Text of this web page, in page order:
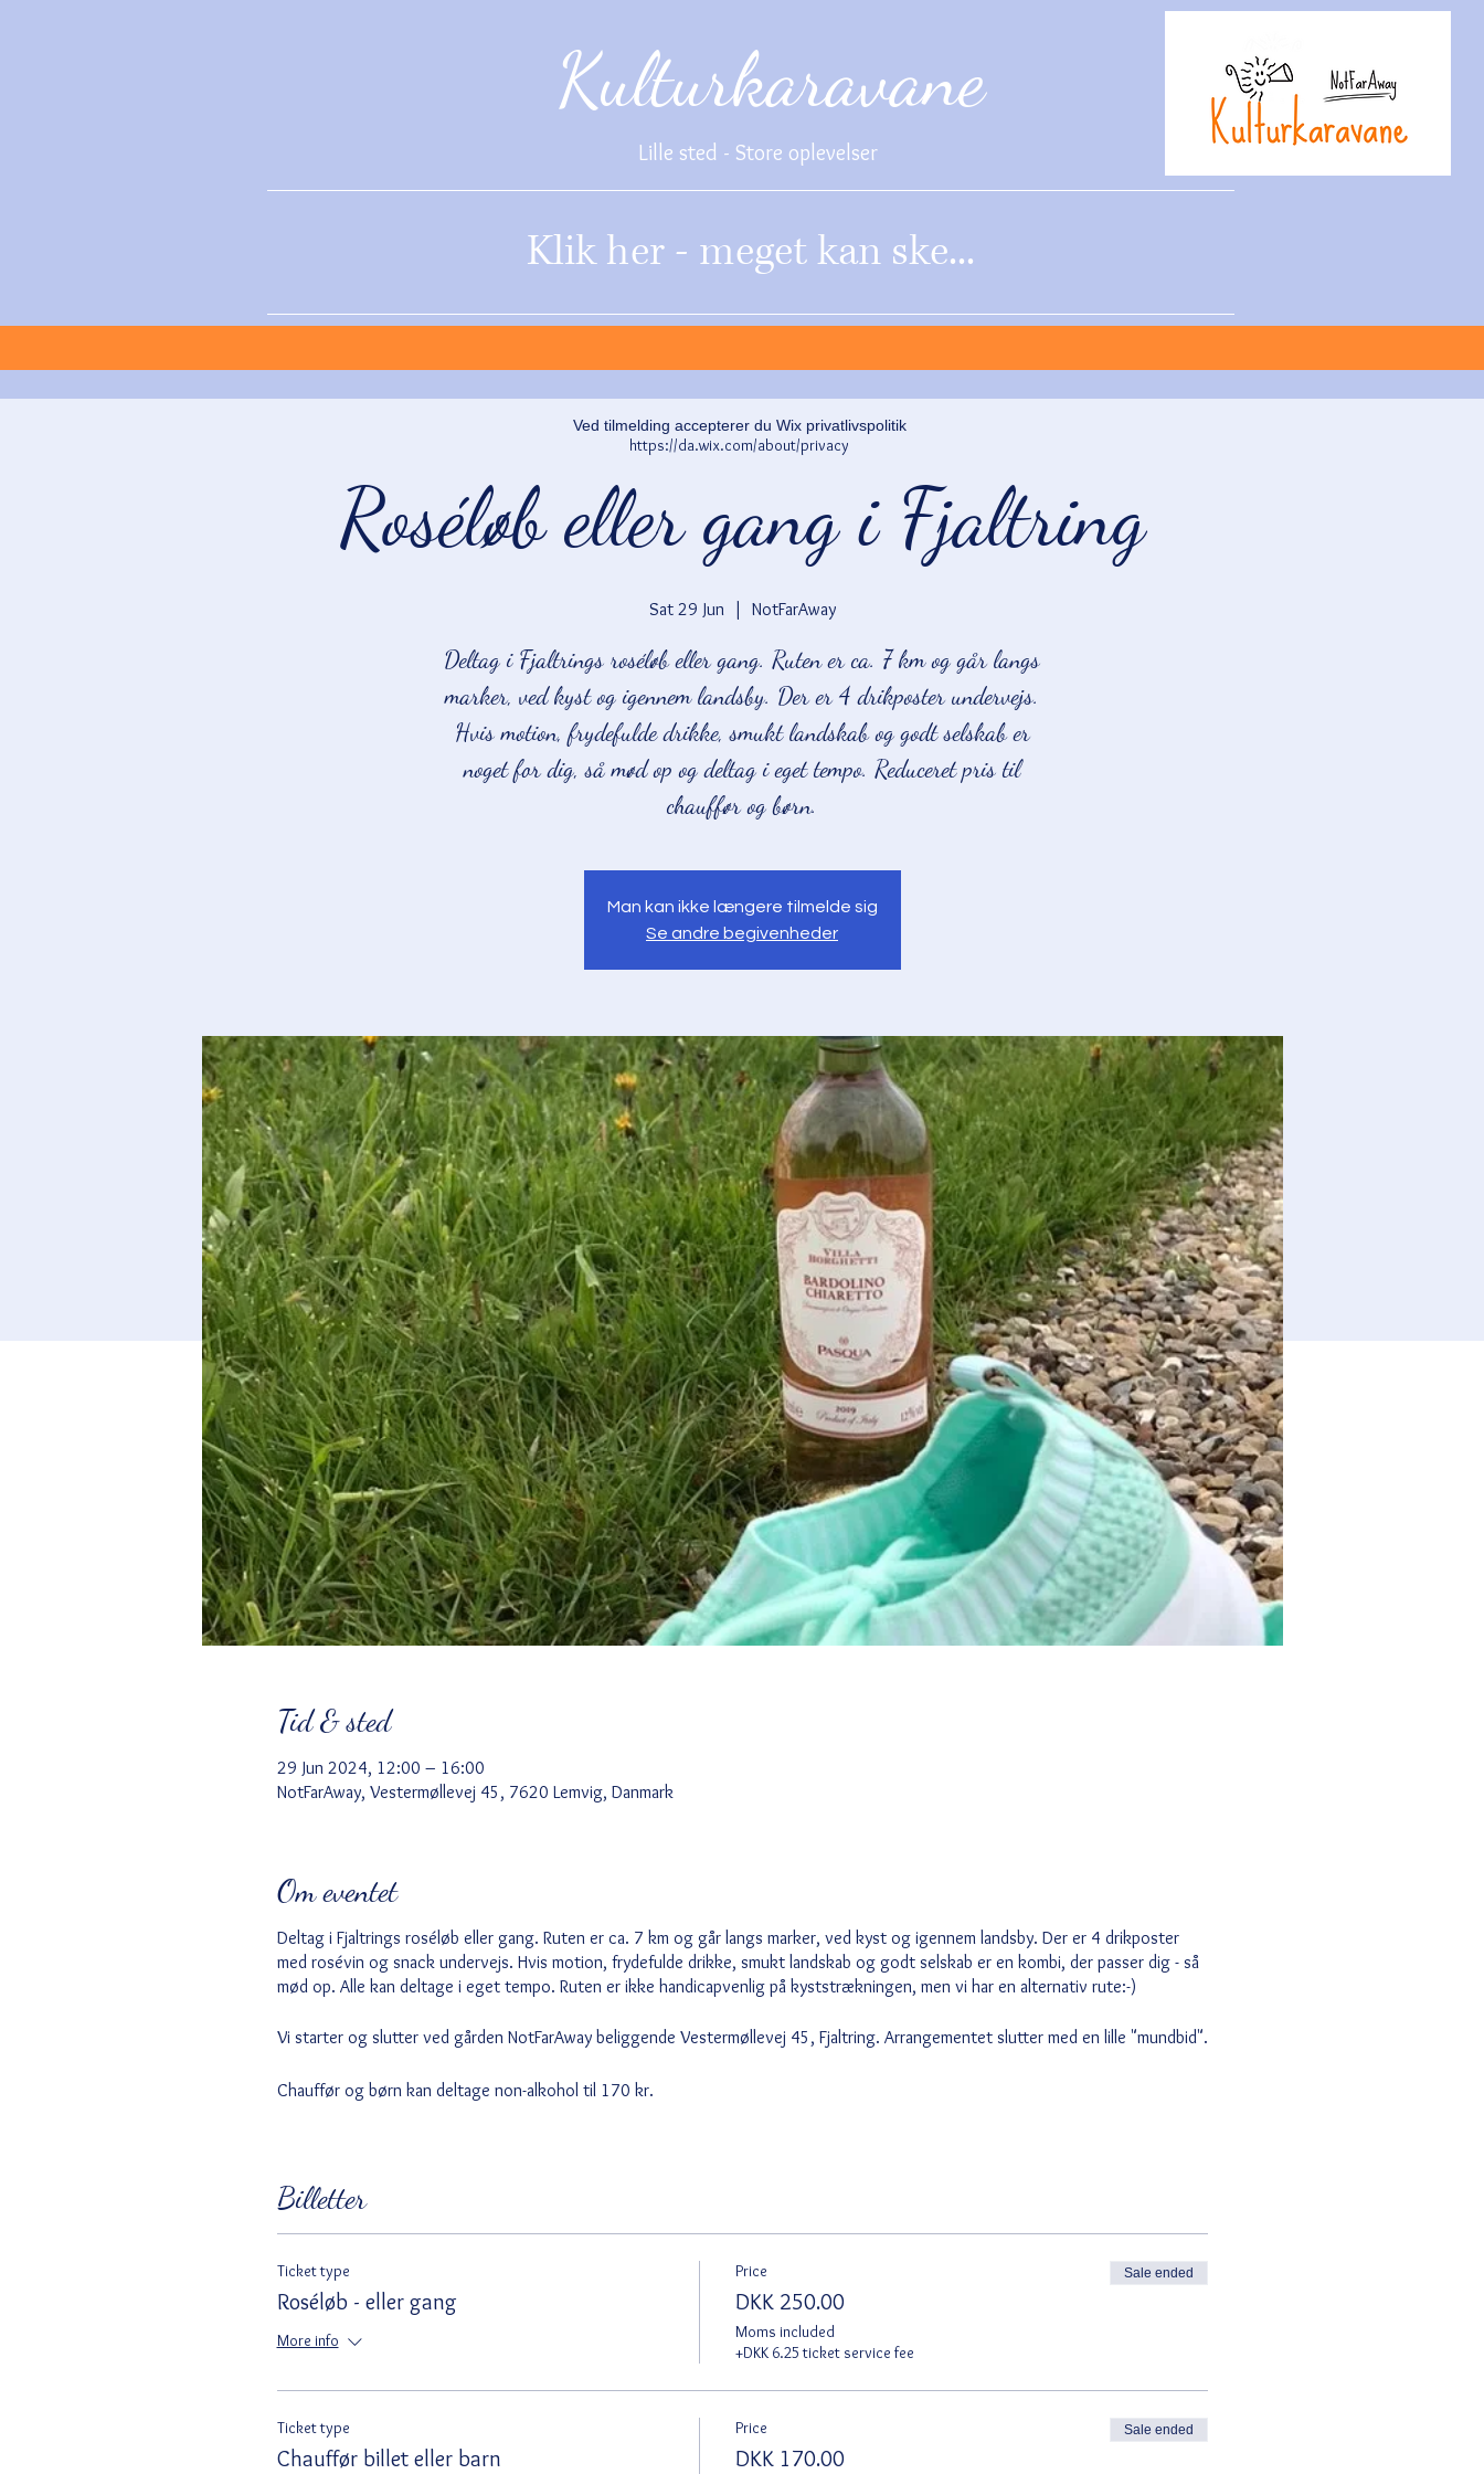
Kulturkaravane
Lille sted - Store oplevelser
Klik her - meget kan ske...
Roséløb eller gang i Fjaltring
Sat 29 Jun
  |
NotFarAway
Deltag i Fjaltrings roséløb eller gang. Ruten er ca. 7 km og går langs
marker, ved kyst og igennem landsby. Der er 4 drikposter undervejs.
Hvis motion, frydefulde drikke, smukt landskab og godt selskab er
noget for dig, så mød op og deltag i eget tempo. Reduceret pris til
chauffør og børn.
Man kan ikke længere tilmelde sig
Se andre begivenheder
Tid & sted
29 Jun 2024, 12:00 – 16:00
NotFarAway, Vestermøllevej 45, 7620 Lemvig, Danmark
Om eventet
Deltag i Fjaltrings roséløb eller gang. Ruten er ca. 7 km og går langs marker, ved kyst og igennem landsby. Der er 4 drikposter
med rosévin og snack undervejs. Hvis motion, frydefulde drikke, smukt landskab og godt selskab er en kombi, der passer dig - så
mød op. Alle kan deltage i eget tempo. Ruten er ikke handicapvenlig på kyststrækningen, men vi har en alternativ rute:-)
Vi starter og slutter ved gården NotFarAway beliggende Vestermøllevej 45, Fjaltring. Arrangementet slutter med en lille "mundbid".
Chauffør og børn kan deltage non-alkohol til 170 kr.
Billetter
Ticket type
Roséløb - eller gang
More info
Price
DKK 250.00
Moms included
+DKK 6.25 ticket service fee
Sale ended
Ticket type
Chauffør billet eller barn
Price
DKK 170.00
Sale ended
Ved tilmelding accepterer du Wix privatlivspolitik
https://da.wix.com/about/privacy